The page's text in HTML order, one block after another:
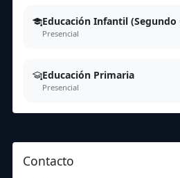
Educación Infantil (Segundo
Presencial
Educación Primaria
Presencial
Contacto